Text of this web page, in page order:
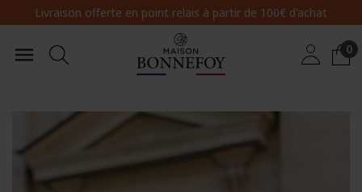
Livraison offerte en point relais à partir de 100€ d'achat
 0